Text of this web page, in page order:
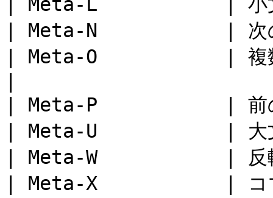
| Meta-N           | 次
| Meta-O           | 複数
| Meta-P           | 前
| Meta-U           |
| Meta-W           | 反
| Meta-X           |